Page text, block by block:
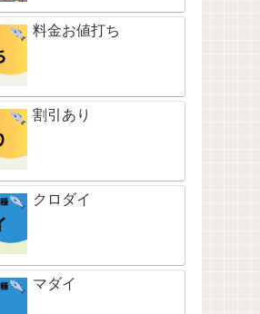
料金お値打ち
割引あり
クロダイ
マダイ